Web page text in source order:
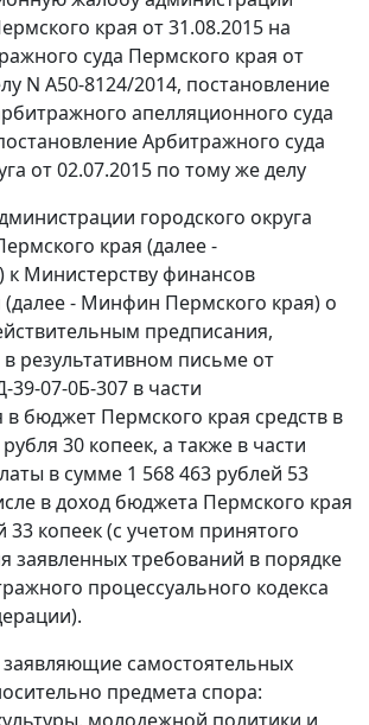
края от 31.08.2015 на
суда Пермского края от
N А50-8124/2014, постановление
апелляционного суда
Арбитражного суда
от 02.07.2015 по тому же делу
городского округа
края (далее -
к Министерству финансов
(далее - Минфин Пермского края) о
предписания,
результативном письме от
39-07-0Б-307 в части
в бюджет Пермского края средств в
30 копеек, а также в части
в сумме 1 568 463 рублей 53
в доход бюджета Пермского края
33 копеек (с учетом принятого
заявленных требований в порядке
процессуального кодекса
заявляющие самостоятельных
предмета спора: